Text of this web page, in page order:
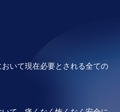
いて現在必要とされる全ての